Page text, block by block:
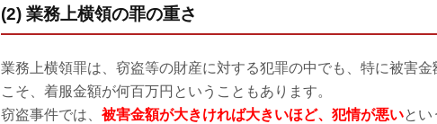
(2) 業務上横領の罪の重さ
業務上横領罪は、窃盗等の財産に対する犯罪の中でも、特に被害
こそ、着服金額が何百万円ということもあります。
窃盗事件では、 被害金額が大きければ大きいほど、犯情が悪いとい